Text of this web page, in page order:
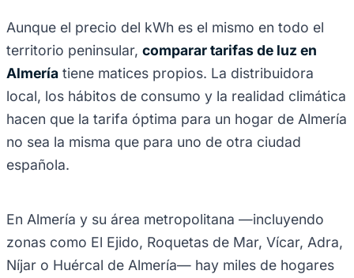
Aunque el precio del kWh es el mismo en todo el
territorio peninsular, comparar tarifas de luz en
Almería tiene matices propios. La distribuidora
local, los hábitos de consumo y la realidad climática
hacen que la tarifa óptima para un hogar de Almería
no sea la misma que para uno de otra ciudad
española.
En Almería y su área metropolitana —incluyendo
zonas como El Ejido, Roquetas de Mar, Vícar, Adra,
Níjar o Huércal de Almería— hay miles de hogares